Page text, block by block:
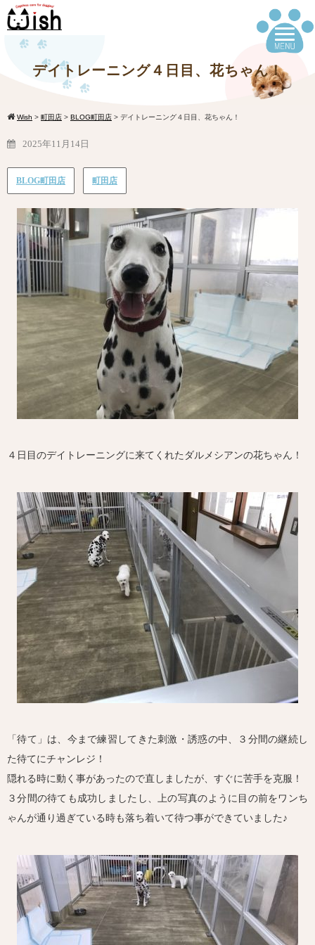
デイトレーニング４日目、花ちゃん！
Wish > 町田店 > BLOG町田店 > デイトレーニング４日目、花ちゃん！
2025年11月14日
BLOG町田店 町田店
４日目のデイトレーニングに来てくれたダルメシアンの花ちゃん！
「待て」は、今まで練習してきた刺激・誘惑の中、３分間の継続し
た待てにチャンレジ！
隠れる時に動く事があったので直しましたが、すぐに苦手を克服！
３分間の待ても成功しましたし、上の写真のように目の前をワンち
ゃんが通り過ぎている時も落ち着いて待つ事ができていました♪